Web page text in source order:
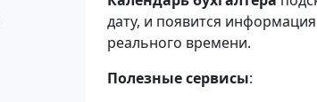
дату, и появится
реального времени.
Полезные сервисы: